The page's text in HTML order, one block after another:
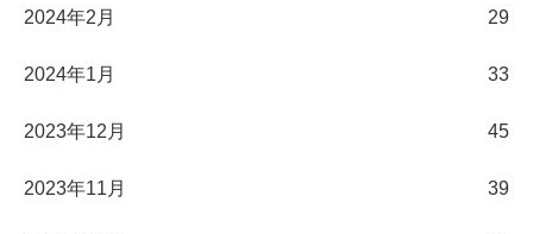
2024年2月 29
2024年1月 33
2023年12月 45
2023年11月 39